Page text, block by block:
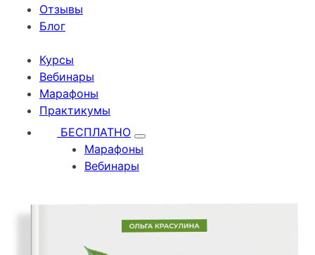
Отзывы
Блог
Курсы
Вебинары
Марафоны
Практикумы
БЕСПЛАТНО
Марафоны
Вебинары